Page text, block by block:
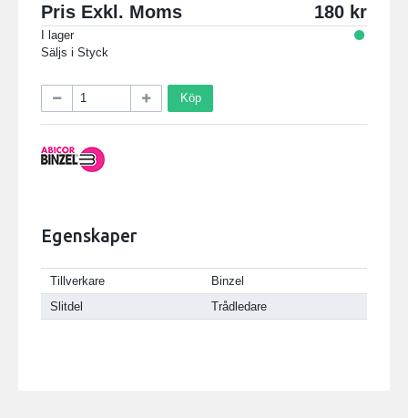
Pris Exkl. Moms 180
I lager
Säljs i Styck
Köp
Egenskaper
Tillverkare
Binzel
Slitdel
Trådledare